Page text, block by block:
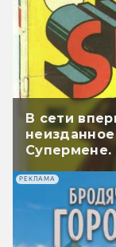
В сети
РЕКЛАМА